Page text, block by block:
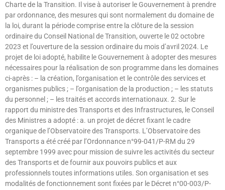
Charte de la Transition. Il vise à autoriser le Gouvernement à prendre
par ordonnance, des mesures qui sont normalement du domaine de
la loi, durant la période comprise entre la clôture de la session
ordinaire du Conseil National de Transition, ouverte le 02 octobre
2023 et l’ouverture de la session ordinaire du mois d’avril 2024. Le
projet de loi adopté, habilite le Gouvernement à adopter des mesures
nécessaires pour la réalisation de son programme dans les domaines
ci-après : – la création, l’organisation et le contrôle des services et
organismes publics ; – l’organisation de la production ; – les statuts
du personnel ; – les traités et accords internationaux. 2. Sur le
rapport du ministre des Transports et des Infrastructures, le Conseil
des Ministres a adopté : a. un projet de décret fixant le cadre
organique de l’Observatoire des Transports. L’Observatoire des
Transports a été créé par l’Ordonnance n°99-041/P-RM du 29
septembre 1999 avec pour mission de suivre les activités du secteur
des Transports et de fournir aux pouvoirs publics et aux
professionnels toutes informations utiles. Son organisation et ses
modalités de fonctionnement sont fixées par le Décret n°00-003/P-